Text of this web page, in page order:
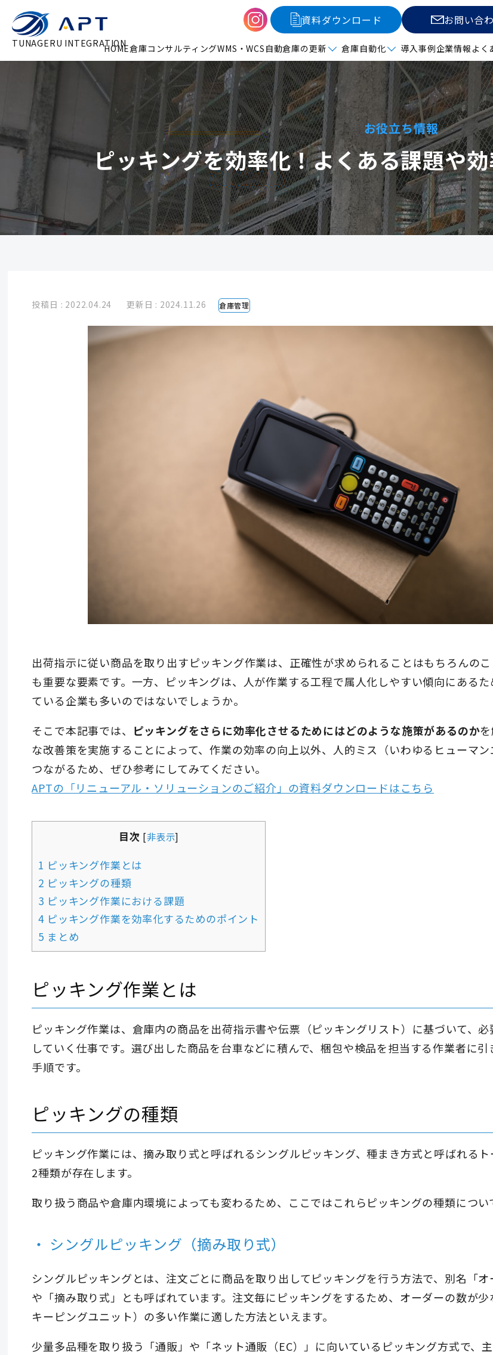
TUNAGERU INTEGRATION
資料ダウンロード お問い合
HOME倉庫コンサルティングWMS・WCS 自動倉庫の更新 倉庫自動化 導入事例企業情報 よく
お役立ち情報
ピッキングを効率化！よくある課題や
投稿日 : 2022.04.24 更新日 : 2024.11.26 倉庫管理
出荷指示に従い商品を取り出すピッキング作業は、正確性が求められることはもちろんの
も重要な要素です。一方、ピッキングは、人が作業する工程で属人化しやすい傾向にある
ている企業も多いのではないでしょうか。
そこで本記事では、 ピッキングをさらに効率化させるためにはどのような施策があるのか
な改善策を実施することによって、作業の効率の向上以外、人的ミス（いわゆるヒューマ
つながるため、ぜひ参考にしてみてください。
APTの「リニューアル・ソリューションのご紹介」の資料ダウンロードはこちら
目次 [非表示]
1 ピッキング作業とは
2 ピッキングの種類
3 ピッキング作業における課題
4 ピッキング作業を効率化するためのポイント
5 まとめ
ピッキング作業とは
ピッキング作業は、倉庫内の商品を出荷指示書や伝票（ピッキングリスト）に基づいて、
していく仕事です。選び出した商品を台車などに積んで、梱包や検品を担当する作業者に
手順です。
ピッキングの種類
ピッキング作業には、摘み取り式と呼ばれるシングルピッキング、種まき方式と呼ばれる
2種類が存在します。
取り扱う商品や倉庫内環境によっても変わるため、ここではこれらピッキングの種類につい
シングルピッキング（摘み取り式）
シングルピッキングとは、注文ごとに商品を取り出してピッキングを行う方法で、別名「オ
や「摘み取り式」とも呼ばれています。注文毎にピッキングをするため、オーダーの数が少
キーピングユニット）の多い作業に適した方法といえます。
少量多品種を取り扱う「通販」や「ネット通販（EC）」に向いているピッキング方式で、